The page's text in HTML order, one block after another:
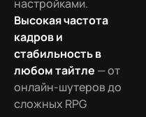
настройками.
Высокая частота
кадров и
стабильность в
любом тайтле — от
онлайн-шутеров до
сложных RPG